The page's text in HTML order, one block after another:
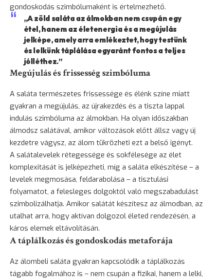
gondoskodás szimbólumaként is értelmezhető.
„A zöld saláta az álmokban nem csupán egy
étel, hanem az életenergia és a megújulás
jelképe, amely arra emlékeztet, hogy testünk
és lelkünk táplálása egyaránt fontos a teljes
jólléthez.”
Megújulás és frissesség szimbóluma
A saláta természetes frissessége és élénk színe miatt
gyakran a megújulás, az újrakezdés és a tiszta lappal
indulás szimbóluma az álmokban. Ha olyan időszakban
álmodsz salátával, amikor változások előtt állsz vagy új
kezdetre vágysz, az álom tükrözheti ezt a belső igényt.
A salátalevelek rétegessége és sokfélesége az élet
komplexitását is jelképezheti, míg a saláta elkészítése – a
levelek megmosása, feldarabolása – a tisztulási
folyamatot, a felesleges dolgoktól való megszabadulást
szimbolizálhatja. Amikor salátát készítesz az álmodban, az
utalhat arra, hogy aktívan dolgozol életed rendezésén, a
káros elemek eltávolításán.
A táplálkozás és gondoskodás metaforája
Az álombeli saláta gyakran kapcsolódik a táplálkozás
tágabb fogalmához is – nem csupán a fizikai, hanem a lelki,